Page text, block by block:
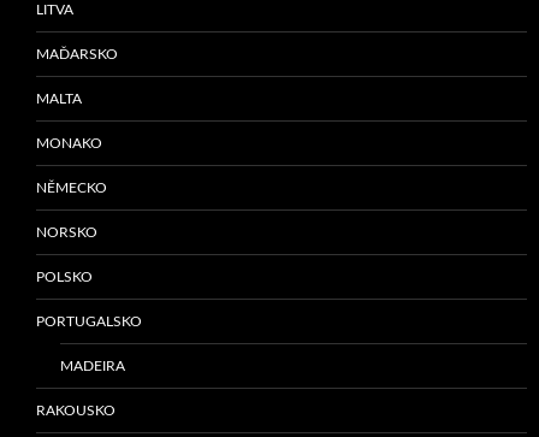
LITVA
MAĎARSKO
MALTA
MONAKO
NĚMECKO
NORSKO
POLSKO
PORTUGALSKO
MADEIRA
RAKOUSKO